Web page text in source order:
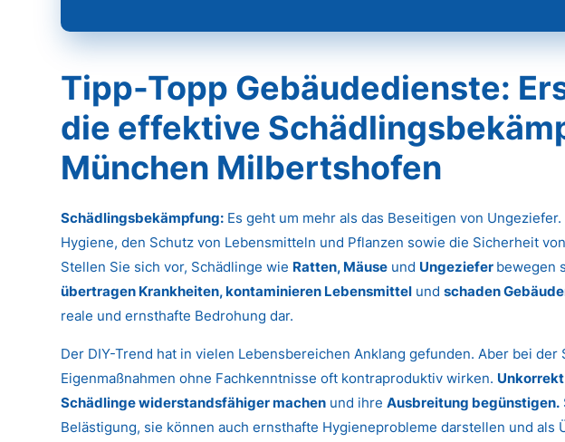
Tipp-Topp Gebäudedienste:
die effektive
München Milbertshofen
Schädlingsbekämpfung: Es geht um mehr als das Beseitigen von
Hygiene, den Schutz von Lebensmitteln und Pflanzen sowie die Sicherheit
Stellen Sie sich vor, Schädlinge wie Ratten, Mäuse und Ungeziefer bewegen
übertragen Krankheiten, kontaminieren Lebensmittel undschaden
reale und ernsthafte Bedrohung dar.
Der DIY-Trend hat in vielen Lebensbereichen Anklang gefunden. Aber bei
Eigenmaßnahmen ohne Fachkenntnisse oft kontraproduktiv wirken.
Schädlinge widerstandsfähiger machen und ihreAusbreitung begünstigen.
Belästigung, sie können auch ernsthafte Hygieneprobleme darstellen und als